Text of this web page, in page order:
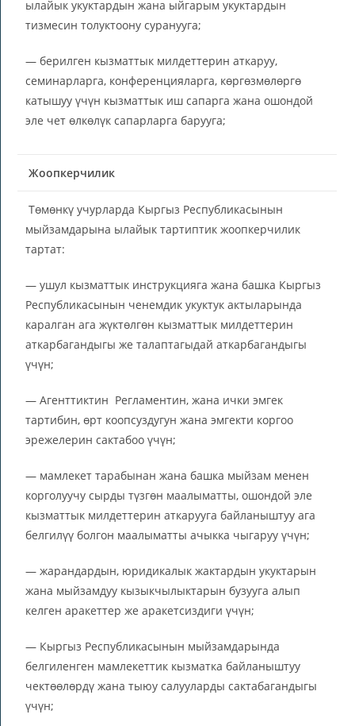
ылайык укуктардын жана ыйгарым укуктардын
тизмесин толуктоону суранууга;
— берилген кызматтык милдеттерин аткаруу,
семинарларга, конференцияларга, көргөзмөлөргө
катышуу үчүн кызматтык иш сапарга жана ошондой
эле чет өлкөлүк сапарларга барууга;
Жоопкерчилик
Төмөнкү учурларда Кыргыз Республикасынын
мыйзамдарына ылайык тартиптик жоопкерчилик
тартат:
— ушул кызматтык инструкцияга жана башка Кыргыз
Республикасынын ченемдик укуктук актыларында
каралган ага жүктөлгөн кызматтык милдеттерин
аткарбагандыгы же талаптагыдай аткарбагандыгы
үчүн;
— Агенттиктин Регламентин, жана ички эмгек
тартибин, өрт коопсуздугун жана эмгекти коргоо
эрежелерин сактабоо үчүн;
— мамлекет тарабынан жана башка мыйзам менен
корголуучу сырды түзгөн маалыматты, ошондой эле
кызматтык милдеттерин аткарууга байланыштуу ага
белгилүү болгон маалыматты ачыкка чыгаруу үчүн;
— жарандардын, юридикалык жактардын укуктарын
жана мыйзамдуу кызыкчылыктарын бузууга алып
келген аракеттер же аракетсиздиги үчүн;
— Кыргыз Республикасынын мыйзамдарында
белгиленген мамлекеттик кызматка байланыштуу
чектөөлөрдү жана тыюу салууларды сактабагандыгы
үчүн;